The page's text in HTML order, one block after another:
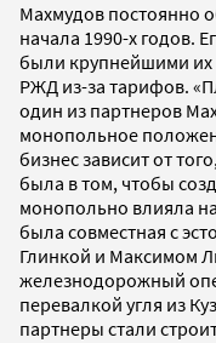
Махмудов постоянно
начала 1990-х годов.
были крупнейшими их
РЖД из-за тарифов.
один из партнеров
монопольное
бизнес зависит от
была в том, чтобы
монопольно влияла
была совместная с
Глинкой и Максимом
железнодорожный
перевалкой угля из
партнеры стали